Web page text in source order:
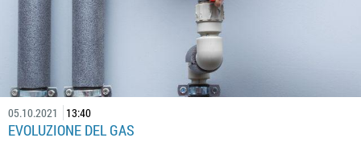
05.10.2021 13:40
EVOLUZIONE DEL GAS